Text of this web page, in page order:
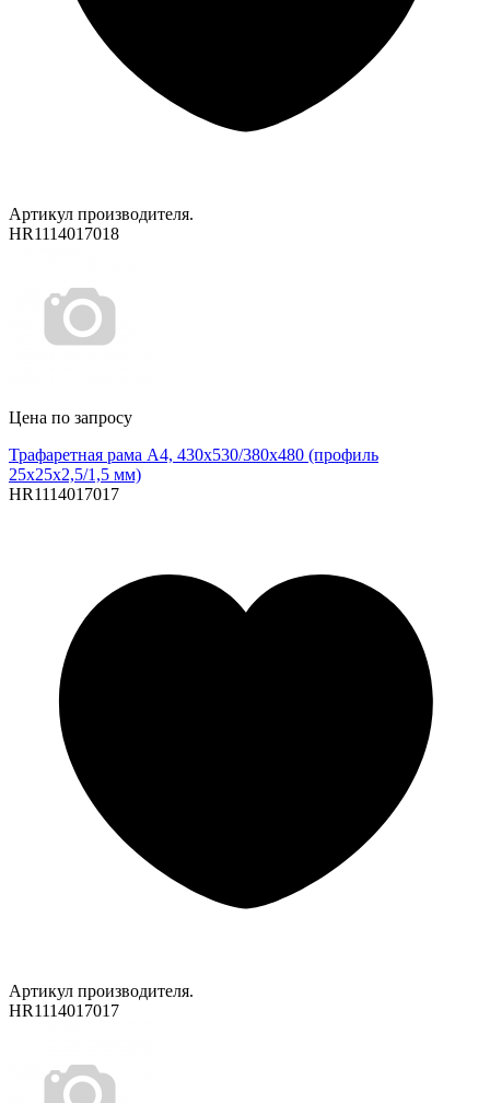
Артикул производителя.
HR1114017018
Цена по запросу
Трафаретная рама A4, 430х530/380х480 (профиль
25х25х2,5/1,5 мм)
HR1114017017
Артикул производителя.
HR1114017017